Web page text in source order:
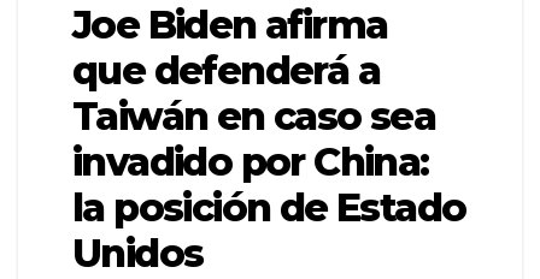
Joe Biden afirma
que defenderá a
Taiwán en caso sea
invadido por China:
la posición de Estado
Unidos